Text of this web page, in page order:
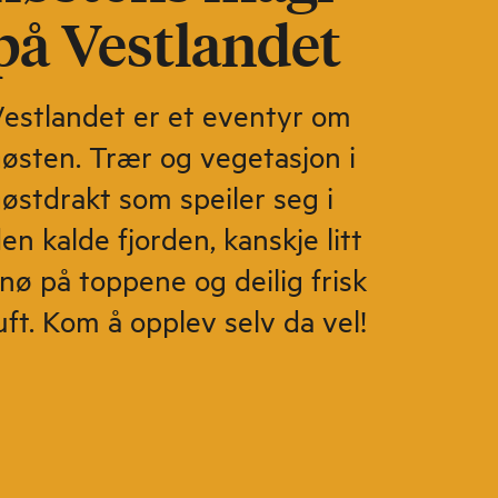
Vestlandet
er et eventyr om
Trær og vegetasjon i
som speiler seg i
kalde fjorden, kanskje litt
på toppene og deilig frisk
Kom å opplev selv da vel!